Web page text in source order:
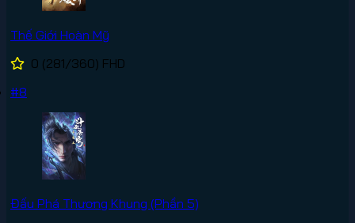
Thế Giới Hoàn Mỹ
0 (281/360) FHD
#8
Đấu Phá Thương Khung (Phần 5)